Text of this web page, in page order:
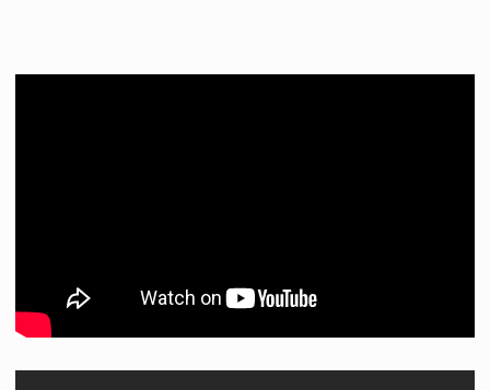
Crochet original du Capitaine Crochet (Dustin Hoffman)